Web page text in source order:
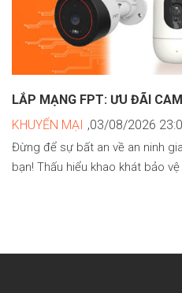
LẮP MẠNG FPT: ƯU ĐÃI
KHUYẾN MẠI ,03/08/2026
Đừng để sự bất an về an ninh
bạn! Thấu hiểu khao khát bảo